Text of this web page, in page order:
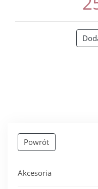
Powrót
Akcesoria